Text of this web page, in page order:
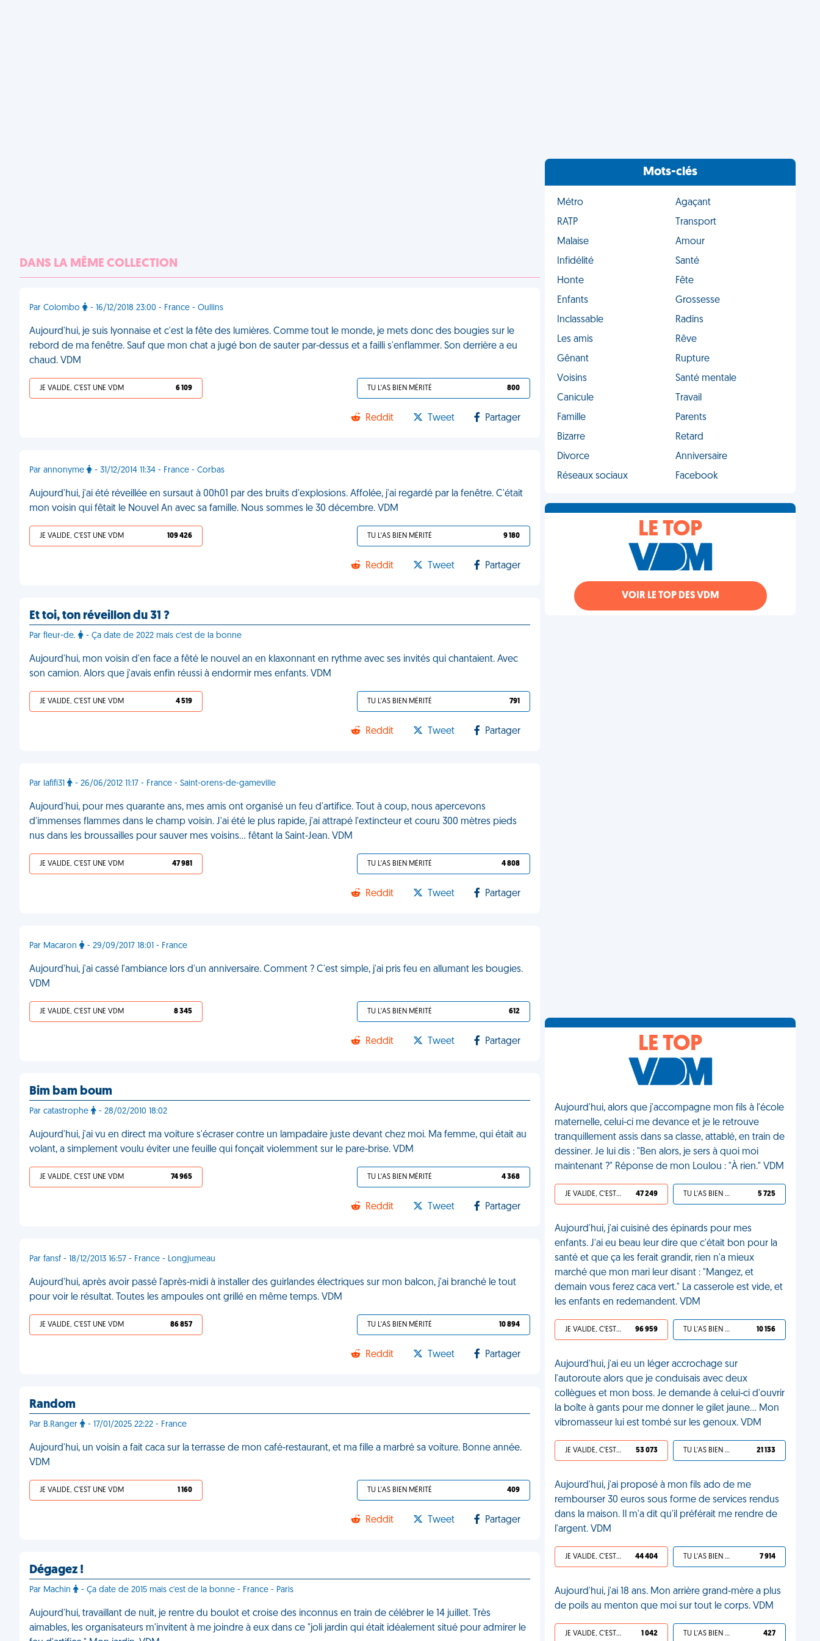
DANS LA MÊME COLLECTION
Par Colombo - 16/12/2018 23:00 - France - Oullins
Aujourd'hui, je suis lyonnaise et c'est la fête des lumières. Comme tout le monde, je mets donc des bougies sur le
rebord de ma fenêtre. Sauf que mon chat a jugé bon de sauter par-dessus et a failli s'enflammer. Son derrière a eu
chaud. VDM
JE VALIDE, C'EST UNE VDM 6 109 TU L'AS BIEN MÉRITÉ 800
Reddit Tweet Partager
Par annonyme - 31/12/2014 11:34 - France - Corbas
Aujourd'hui, j'ai été réveillée en sursaut à 00h01 par des bruits d'explosions. Affolée, j'ai regardé par la fenêtre. C'était
mon voisin qui fêtait le Nouvel An avec sa famille. Nous sommes le 30 décembre. VDM
JE VALIDE, C'EST UNE VDM 109 426 TU L'AS BIEN MÉRITÉ 9 180
Reddit Tweet Partager
Et toi, ton réveillon du 31 ?
Par fleur-de. - Ça date de 2022 mais c'est de la bonne
Aujourd'hui, mon voisin d'en face a fêté le nouvel an en klaxonnant en rythme avec ses invités qui chantaient. Avec
son camion. Alors que j'avais enfin réussi à endormir mes enfants. VDM
JE VALIDE, C'EST UNE VDM 4 519 TU L'AS BIEN MÉRITÉ 791
Reddit Tweet Partager
Par lafifi31 - 26/06/2012 11:17 - France - Saint-orens-de-gameville
Aujourd'hui, pour mes quarante ans, mes amis ont organisé un feu d'artifice. Tout à coup, nous apercevons
d'immenses flammes dans le champ voisin. J'ai été le plus rapide, j'ai attrapé l'extincteur et couru 300 mètres pieds
nus dans les broussailles pour sauver mes voisins... fêtant la Saint-Jean. VDM
JE VALIDE, C'EST UNE VDM 47 981 TU L'AS BIEN MÉRITÉ 4 808
Reddit Tweet Partager
Par Macaron - 29/09/2017 18:01 - France
Aujourd'hui, j'ai cassé l'ambiance lors d'un anniversaire. Comment ? C'est simple, j'ai pris feu en allumant les bougies.
VDM
JE VALIDE, C'EST UNE VDM 8 345 TU L'AS BIEN MÉRITÉ 612
Reddit Tweet Partager
Bim bam boum
Par catastrophe - 28/02/2010 18:02
Aujourd'hui, j'ai vu en direct ma voiture s'écraser contre un lampadaire juste devant chez moi. Ma femme, qui était au
volant, a simplement voulu éviter une feuille qui fonçait violemment sur le pare-brise. VDM
JE VALIDE, C'EST UNE VDM 74 965 TU L'AS BIEN MÉRITÉ 4 368
Reddit Tweet Partager
Par fansf - 18/12/2013 16:57 - France - Longjumeau
Aujourd'hui, après avoir passé l'après-midi à installer des guirlandes électriques sur mon balcon, j'ai branché le tout
pour voir le résultat. Toutes les ampoules ont grillé en même temps. VDM
JE VALIDE, C'EST UNE VDM 86 857 TU L'AS BIEN MÉRITÉ 10 894
Reddit Tweet Partager
Random
Par B.Ranger - 17/01/2025 22:22 - France
Aujourd'hui, un voisin a fait caca sur la terrasse de mon café-restaurant, et ma fille a marbré sa voiture. Bonne année.
VDM
JE VALIDE, C'EST UNE VDM 1 160 TU L'AS BIEN MÉRITÉ 409
Reddit Tweet Partager
Dégagez !
Par Machin - Ça date de 2015 mais c'est de la bonne - France - Paris
Aujourd'hui, travaillant de nuit, je rentre du boulot et croise des inconnus en train de célébrer le 14 juillet. Très
aimables, les organisateurs m'invitent à me joindre à eux dans ce "joli jardin qui était idéalement situé pour admirer le
Mots-clés
Métro
Agaçant
RATP
Transport
Malaise
Amour
Infidélité
Santé
Honte
Fête
Enfants
Grossesse
Inclassable
Radins
Les amis
Rêve
Gênant
Rupture
Voisins
Santé mentale
Canicule
Travail
Famille
Parents
Bizarre
Retard
Divorce
Anniversaire
Réseaux sociaux
Facebook
LE TOP
VOIR LE TOP DES VDM
LE TOP
Aujourd'hui, alors que j'accompagne mon fils à l'école
maternelle, celui-ci me devance et je le retrouve
tranquillement assis dans sa classe, attablé, en train de
dessiner. Je lui dis : "Ben alors, je sers à quoi moi
maintenant ?" Réponse de mon Loulou : "À rien." VDM
JE VALIDE, C'EST UNE VDM 47 249 TU L'AS BIEN MÉRITÉ 5 725
Aujourd'hui, j'ai cuisiné des épinards pour mes
enfants. J'ai eu beau leur dire que c'était bon pour la
santé et que ça les ferait grandir, rien n'a mieux
marché que mon mari leur disant : "Mangez, et
demain vous ferez caca vert." La casserole est vide, et
les enfants en redemandent. VDM
JE VALIDE, C'EST UNE VDM 96 959 TU L'AS BIEN MÉRITÉ 10 156
Aujourd'hui, j'ai eu un léger accrochage sur
l'autoroute alors que je conduisais avec deux
collègues et mon boss. Je demande à celui-ci d'ouvrir
la boîte à gants pour me donner le gilet jaune... Mon
vibromasseur lui est tombé sur les genoux. VDM
JE VALIDE, C'EST UNE VDM 53 073 TU L'AS BIEN MÉRITÉ 21 133
Aujourd'hui, j'ai proposé à mon fils ado de me
rembourser 30 euros sous forme de services rendus
dans la maison. Il m'a dit qu'il préférait me rendre de
l'argent. VDM
JE VALIDE, C'EST UNE VDM 44 404 TU L'AS BIEN MÉRITÉ 7 914
Aujourd'hui, j'ai 18 ans. Mon arrière grand-mère a plus
de poils au menton que moi sur tout le corps. VDM
JE VALIDE, C'EST UNE VDM 1 042 TU L'AS BIEN MÉRITÉ 427